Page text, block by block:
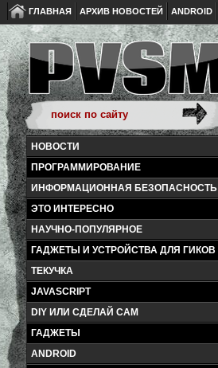
ГЛАВНАЯ АРХИВ НОВОСТЕЙ ANDROID
НОВОСТИ
ПРОГРАММИРОВАНИЕ
ИНФОРМАЦИОННАЯ БЕЗОПАСНОСТЬ
ЭТО ИНТЕРЕСНО
НАУЧНО-ПОПУЛЯРНОЕ
ГАДЖЕТЫ И УСТРОЙСТВА ДЛЯ ГИКОВ
ТЕКУЧКА
JAVASCRIPT
DIY ИЛИ СДЕЛАЙ САМ
ГАДЖЕТЫ
ANDROID